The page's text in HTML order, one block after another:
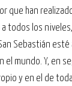
que han
todos los
Sebastián
el mundo. Y, en
y en el de